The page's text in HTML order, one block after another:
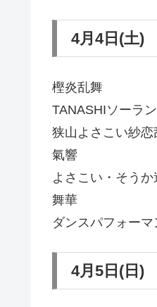
4月4日(土)
樫炎乱舞
TANASHIソーラ
狭山よさこい紗恋
氣響
よさこい・そうか
舞華
ダンスパフォー
4月5日(日)